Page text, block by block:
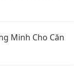
Minh Cho Căn